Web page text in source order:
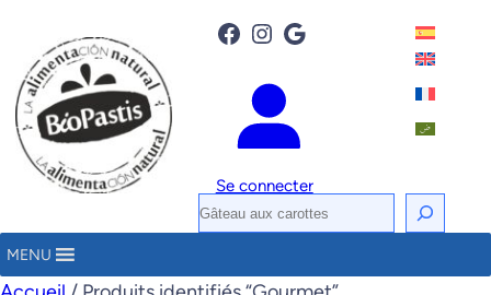
Facebook Instagram Google
Se connecter
R
e
MENU